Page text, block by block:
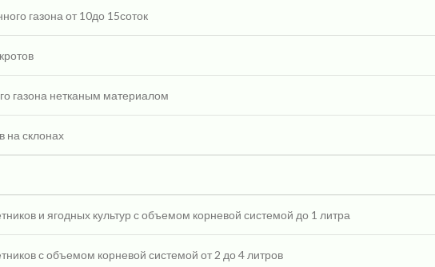
газона от 10до 15соток
газона нетканым материалом
на склонах
и ягодных культур с объемом корневой системой до 1 литра
с объемом корневой системой от 2 до 4 литров